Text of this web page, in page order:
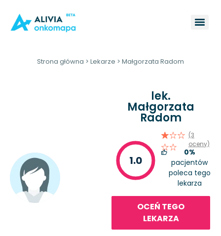
Strona główna > Lekarze > Małgorzata Radom
lek.
Małgorzata
Radom
1.0
(3
oceny)
0%
pacjentów
poleca tego
lekarza
OCEŃ TEGO
LEKARZA